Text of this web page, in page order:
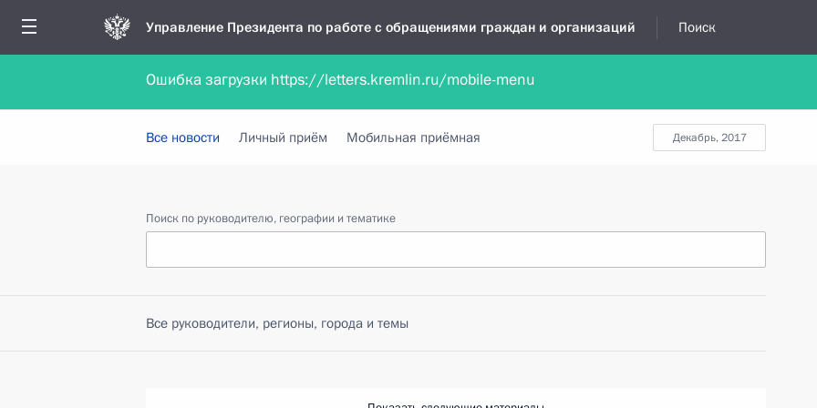
Управление Президента по работе с обращениями граждан и организаций Поиск
Обратиться в форме электронного документа Обратиться в устной форме
декабрь, 2017
Все новости Личный приём Мобильная приёмная
Поиск по руководителю, географии и тематике
Все руководители, регионы, города и темы
Ошибка загрузки https://letters.kremlin.ru/mobile-menu